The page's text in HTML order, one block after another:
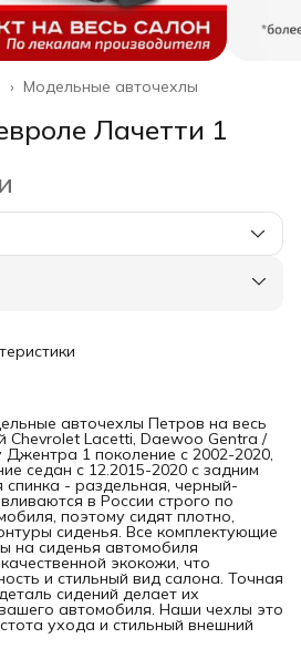
Модельные авточехлы
›
Лачетти 1
авточехлы Петров на весь
Chevrolet Lacetti, Daewoo Gentra /
1 поколение с 2002-2020,
седан с 12.2015-2020 с задним
спинка - раздельная, черный-
в России строго по
поэтому сидят плотно,
сиденья. Все комплектующие
на сиденья автомобиля
экокожи, что
и стильный вид салона. Точная
сидений делает их
автомобиля. Наши чехлы это
ухода и стильный внешний